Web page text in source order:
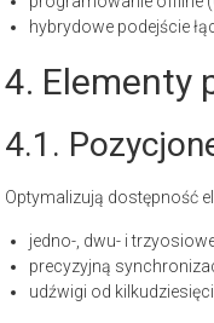
hybrydowe podejście
4. Elementy
4.1.
Optymalizują dostępność
jedno-, dwu- i
precyzyjną
udźwigi od